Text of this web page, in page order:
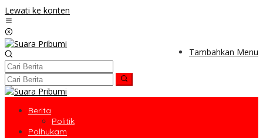
Lewati ke konten
Tambahkan Menu
Berita
Politik
Polhukam